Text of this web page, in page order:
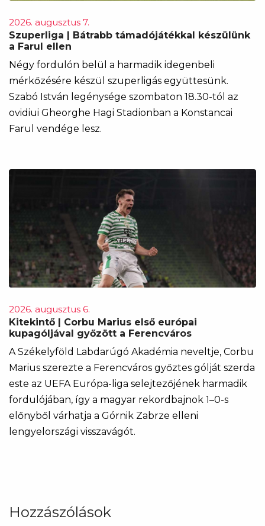
2026. augusztus 7.
Szuperliga | Bátrabb támadójátékkal készülünk
a Farul ellen
Négy fordulón belül a harmadik idegenbeli
mérkőzésére készül szuperligás együttesünk.
Szabó István legénysége szombaton 18.30-tól az
ovidiui Gheorghe Hagi Stadionban a Konstancai
Farul vendége lesz.
2026. augusztus 6.
Kitekintő | Corbu Marius első európai
kupagóljával győzött a Ferencváros
A Székelyföld Labdarúgó Akadémia neveltje, Corbu
Marius szerezte a Ferencváros győztes gólját szerda
este az UEFA Európa-liga selejtezőjének harmadik
fordulójában, így a magyar rekordbajnok 1–0-s
előnyből várhatja a Górnik Zabrze elleni
lengyelországi visszavágót.
Hozzászólások